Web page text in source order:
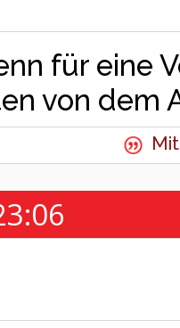
für eine
von dem